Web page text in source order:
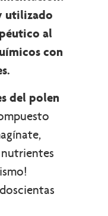
utilizado
al
con
del polen